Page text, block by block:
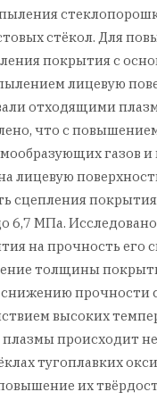
стёкол. Для
покрытия с
лицевую
отходящими
что с
газов и
лицевую
сцепления
6,7 МПа.
на прочность его
толщины
прочности
высоких
происходит
тугоплавких
их